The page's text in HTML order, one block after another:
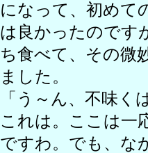
になって、初めて
は良かったのです
ち食べて、その微
ました。
「う～ん、不味
これは。ここは一
ですわ。でも、な